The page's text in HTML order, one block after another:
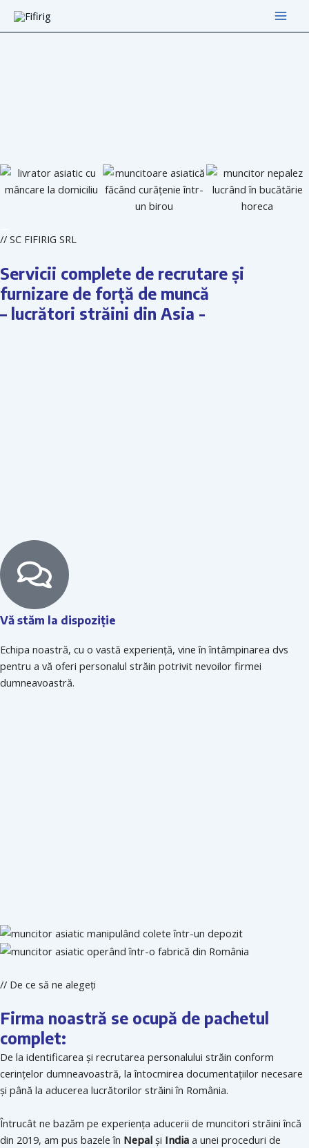
Skip
Main
// SC FIFIRIG SRL
Servicii complete de recrutare și
furnizare de forță de muncă
– lucrători străini din Asia -
Vă stăm la dispoziție
Echipa noastră, cu o vastă experiență, vine în întâmpinarea dvs
pentru a vă oferi personalul străin potrivit nevoilor firmei
dumneavoastră.
// De ce să ne alegeți
Firma noastră se ocupă de pachetul
complet:
De la identificarea și recrutarea personalului străin conform
cerințelor dumneavoastră, la întocmirea documentațiilor necesare
și până la aducerea lucrătorilor străini în România.
Întrucât ne bazăm pe experiența aducerii de muncitori străini încă
din 2019, am pus bazele în Nepal și India a unei proceduri de